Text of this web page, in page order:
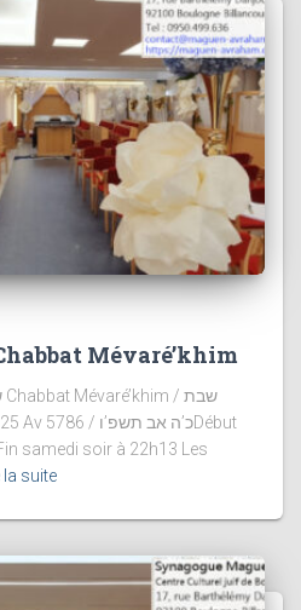
Mévaré’khim
samedi soir à 22h13 Les
la suite